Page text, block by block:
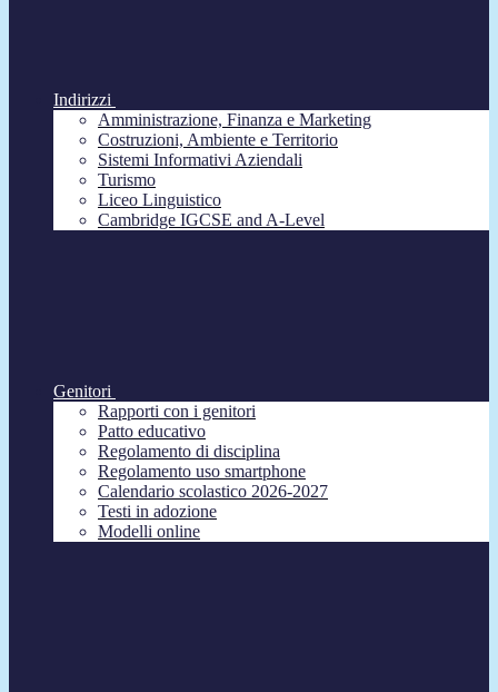
Indirizzi
Amministrazione, Finanza e Marketing
Costruzioni, Ambiente e Territorio
Sistemi Informativi Aziendali
Turismo
Liceo Linguistico
Cambridge IGCSE and A-Level
Genitori
Rapporti con i genitori
Patto educativo
Regolamento di disciplina
Regolamento uso smartphone
Calendario scolastico 2026-2027
Testi in adozione
Modelli online